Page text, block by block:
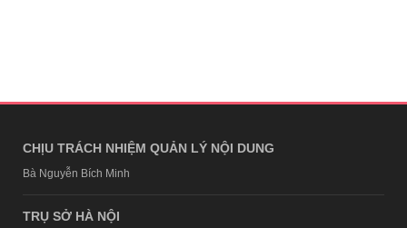
CHỊU TRÁCH NHIỆM QUẢN LÝ NỘI DUNG
Bà Nguyễn Bích Minh
TRỤ SỞ HÀ NỘI